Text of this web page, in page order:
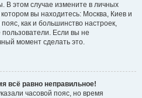
В этом случае измените в личных
вы находитесь: Москва, Киев и
как и большинство настроек,
пользователи. Если вы не
момент сделать это.
всё равно неправильное!
часовой пояс, но время